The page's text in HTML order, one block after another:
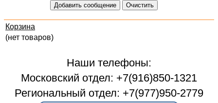
Корзина
(нет товаров)
Наши телефоны:
Московский отдел: +7(916)850-1321
Региональный отдел: +7(977)950-2779